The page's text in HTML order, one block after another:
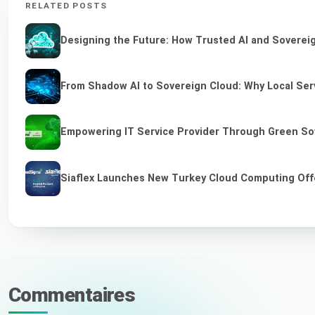
RELATED POSTS
Designing the Future: How Trusted AI and
From Shadow AI to Sovereign Cloud: Why Local
Empowering IT Service Provider Through Green
Siaflex Launches New Turkey Cloud Computing
Commentaires